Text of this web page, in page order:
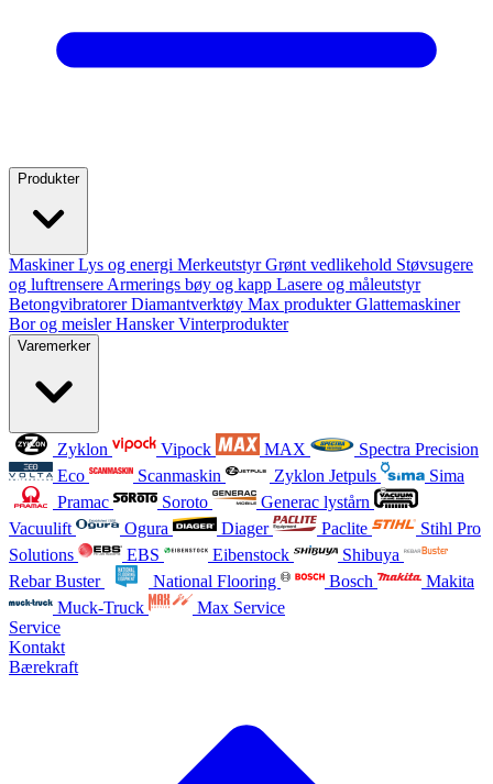
Produkter
MaskinerLys og energi MerkeutstyrGrønt vedlikehold Støvsugere
og luftrensere Armerings bøy og kapp Lasere og måleutstyr
BetongvibratorerDiamantverktøy Max produkterGlattemaskiner
Bor og meislerHanskerVinterprodukter
Varemerker
Zyklon Vipock MAX
Spectra Precision
Eco
Scanmaskin Zyklon Jetpuls
Sima
Pramac
Soroto
Generac lystårn
Vacuulift
Ogura Diager Paclite
Stihl Pro
Solutions
EBS Eibenstock
Shibuya
Rebar Buster
National Flooring Bosch
Makita
Muck-Truck
Max Service
Service
Kontakt
Bærekraft